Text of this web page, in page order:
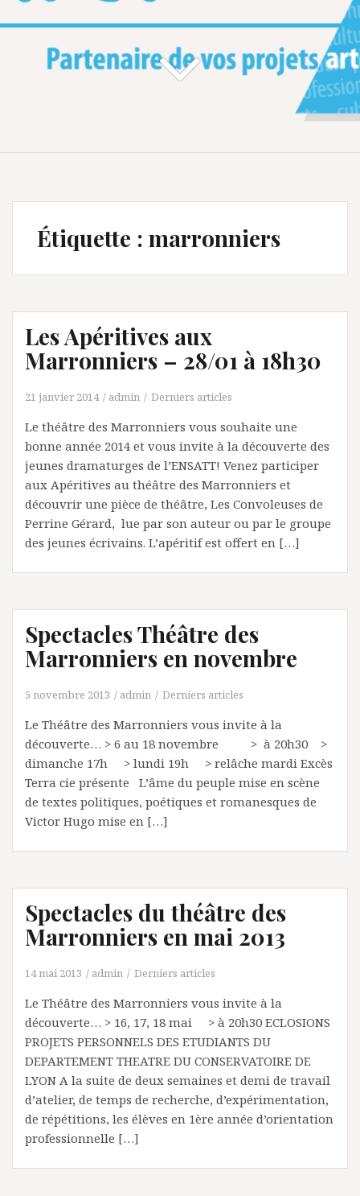
Étiquette : marronniers
Les Apéritives aux
Marronniers – 28/01 à 18h30
21 janvier 2014 admin Derniers articles
Le théâtre des Marronniers vous souhaite une
bonne année 2014 et vous invite à la découverte des
jeunes dramaturges de l’ENSATT! Venez participer
aux Apéritives au théâtre des Marronniers et
découvrir une pièce de théâtre, Les Convoleuses de
Perrine Gérard, lue par son auteur ou par le groupe
des jeunes écrivains. L’apéritif est offert en […]
Spectacles Théâtre des
Marronniers en novembre
5 novembre 2013 admin Derniers articles
Le Théâtre des Marronniers vous invite à la
découverte… > 6 au 18 novembre > à 20h30 >
dimanche 17h > lundi 19h > relâche mardi Excès
Terra cie présente L’âme du peuple mise en scène
de textes politiques, poétiques et romanesques de
Victor Hugo mise en […]
Spectacles du théâtre des
Marronniers en mai 2013
14 mai 2013 admin Derniers articles
Le Théâtre des Marronniers vous invite à la
découverte… > 16, 17, 18 mai > à 20h30 ECLOSIONS
PROJETS PERSONNELS DES ETUDIANTS DU
DEPARTEMENT THEATRE DU CONSERVATOIRE DE
LYON A la suite de deux semaines et demi de travail
d’atelier, de temps de recherche, d’expérimentation,
de répétitions, les élèves en 1ère année d’orientation
professionnelle […]